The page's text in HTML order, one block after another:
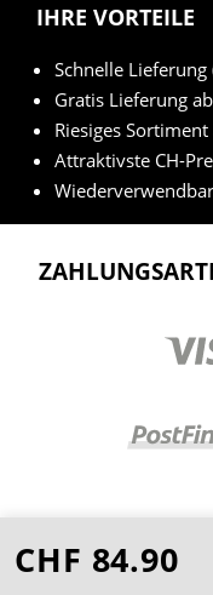
CHF 84.90
IHRE VORTEILE
Schnelle
Gratis Lieferung
Riesiges
Attraktivste CH-